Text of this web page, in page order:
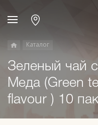
Каталог
Зеленый чай
Меда (Green
flavour ) 10